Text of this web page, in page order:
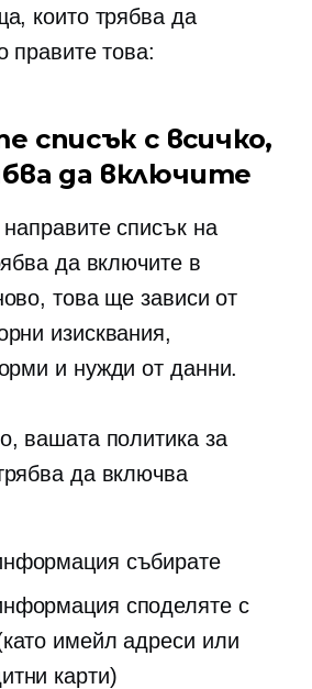
които трябва да
правите това:
списък с всичко,
да включите
списък на
да включите в
това ще зависи от
изисквания,
и нужди от данни.
вашата политика за
да включва
събирате
споделяте с
имейл адреси или
карти)